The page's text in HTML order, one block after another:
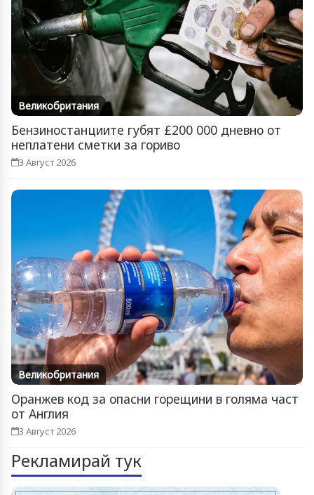
Великобритания
Бензиностанциите губят £200 000 дневно от
неплатени сметки за гориво
3 Август 2026
Великобритания
Оранжев код за опасни горещини в голяма част
от Англия
3 Август 2026
Рекламирай тук